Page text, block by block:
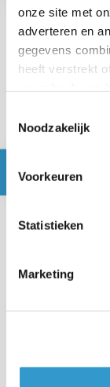
onze site met
adverteren en
gegevens
heeft verstrekt
Noodzakelijk
Voorkeuren
Statistieken
Marketing
Scan
Heb je een
Voor
door